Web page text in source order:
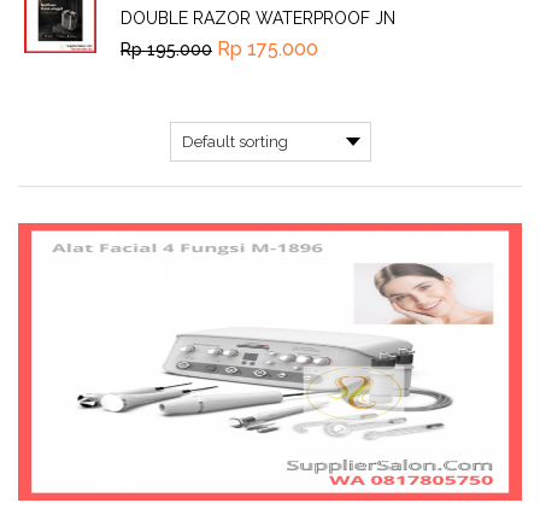
DOUBLE RAZOR WATERPROOF JN
Rp195.000 Rp 175.000